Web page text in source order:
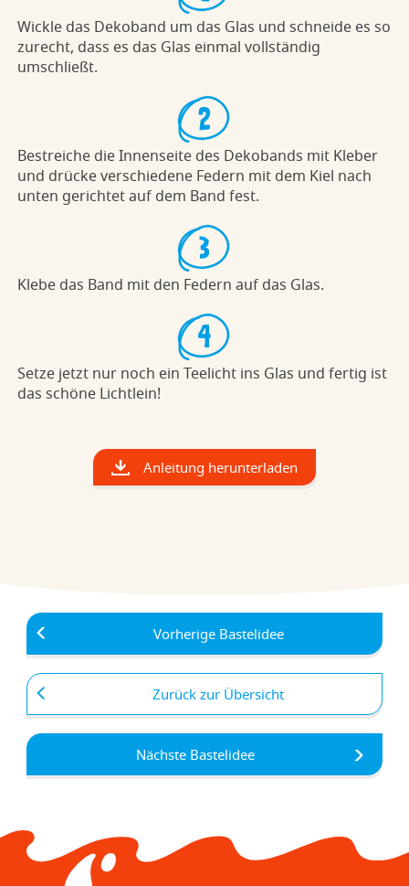
Wickle das Dekoband um das Glas und schneide es so
zurecht, dass es das Glas einmal vollständig
umschließt.
Bestreiche die Innenseite des Dekobands mit Kleber
und drücke verschiedene Federn mit dem Kiel nach
unten gerichtet auf dem Band fest.
Klebe das Band mit den Federn auf das Glas.
Setze jetzt nur noch ein Teelicht ins Glas und fertig ist
das schöne Lichtlein!
Anleitung herunterladen
Vorherige Bastelidee
Zurück zur Übersicht
Nächste Bastelidee